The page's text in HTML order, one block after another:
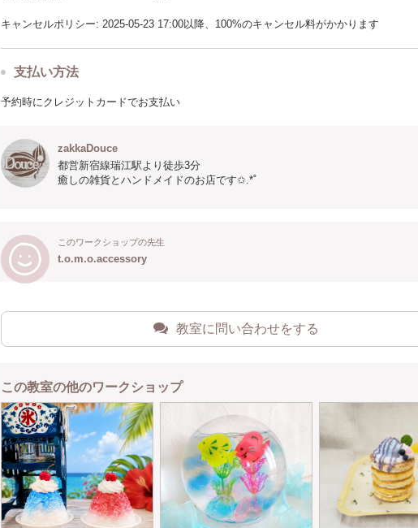
キャンセルポリシー: 2025-05-23 17:00以降、100%のキャンセル料がかかります
支払い方法
予約時にクレジットカードでお支払い
zakkaDouce
都営新宿線瑞江駅より徒歩3分
癒しの雑貨とハンドメイドのお店です✩.*˚
このワークショップの先生
t.o.m.o.accessory
教室に問い合わせをする
この教室の他のワークショップ